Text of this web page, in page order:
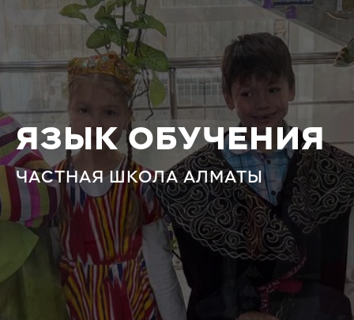
ЯЗЫК ОБУЧЕНИЯ
ЧАСТНАЯ ШКОЛА АЛМАТЫ